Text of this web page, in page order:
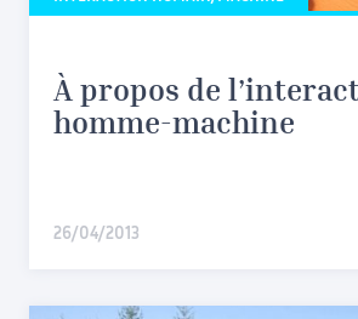
À propos de
homme-machine
26/04/2013